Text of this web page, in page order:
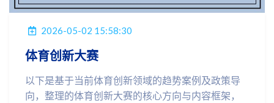
2026-05-02 15:58:30
体育创新大赛
以下是基于当前体育创新领域的趋势案例及政策导
向，整理的体育创新大赛的核心方向与内容框架，